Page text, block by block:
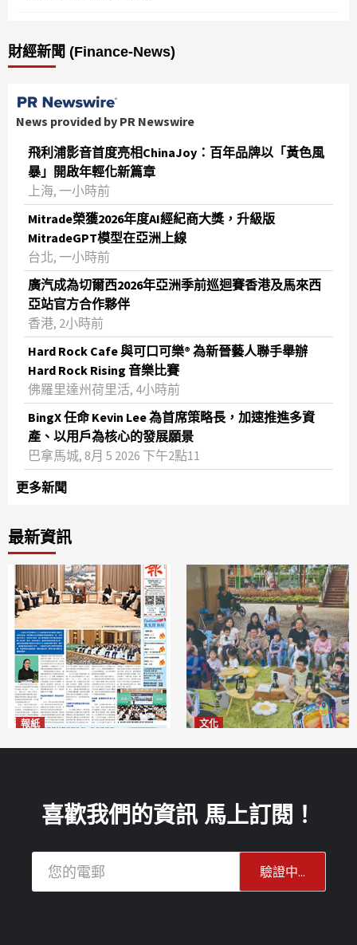
財經新聞 (Finance-News)
News provided by PR Newswire
飛利浦影音首度亮相ChinaJoy：百年品牌以「黃色風
暴」開啟年輕化新篇章
上海, 一小時前
Mitrade榮獲2026年度AI經紀商大獎，升級版
MitradeGPT模型在亞洲上線
台北, 一小時前
廣汽成為切爾西2026年亞洲季前巡迴賽香港及馬來西
亞站官方合作夥伴
香港, 2小時前
Hard Rock Cafe 與可口可樂® 為新晉藝人聯手舉辦
Hard Rock Rising 音樂比賽
佛羅里達州荷里活, 4小時前
BingX 任命 Kevin Lee 為首席策略長，加速推進多資
產、以用戶為核心的發展願景
巴拿馬城, 8月 5 2026 下午2點11
更多新聞
最新資訊
報紙 文化
喜歡我們的資訊 馬上訂閱！